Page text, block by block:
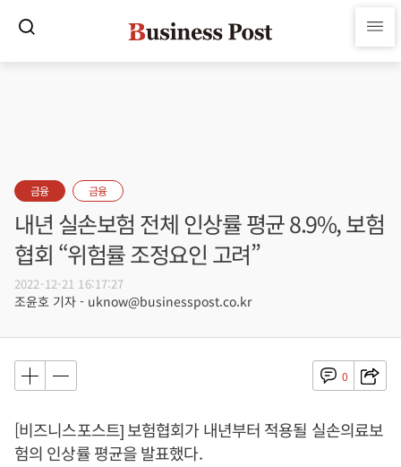
금융 금융
내년 실손보험 전체 인상률 평균 8.9%, 보험
협회 “위험률 조정요인 고려”
2022-12-21 16:17:27
조윤호 기자 - uknow@businesspost.co.kr
0
[비즈니스포스트] 보험협회가 내년부터 적용될 실손의료보
험의 인상률 평균을 발표했다.